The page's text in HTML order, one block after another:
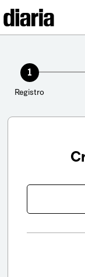
1
Registro